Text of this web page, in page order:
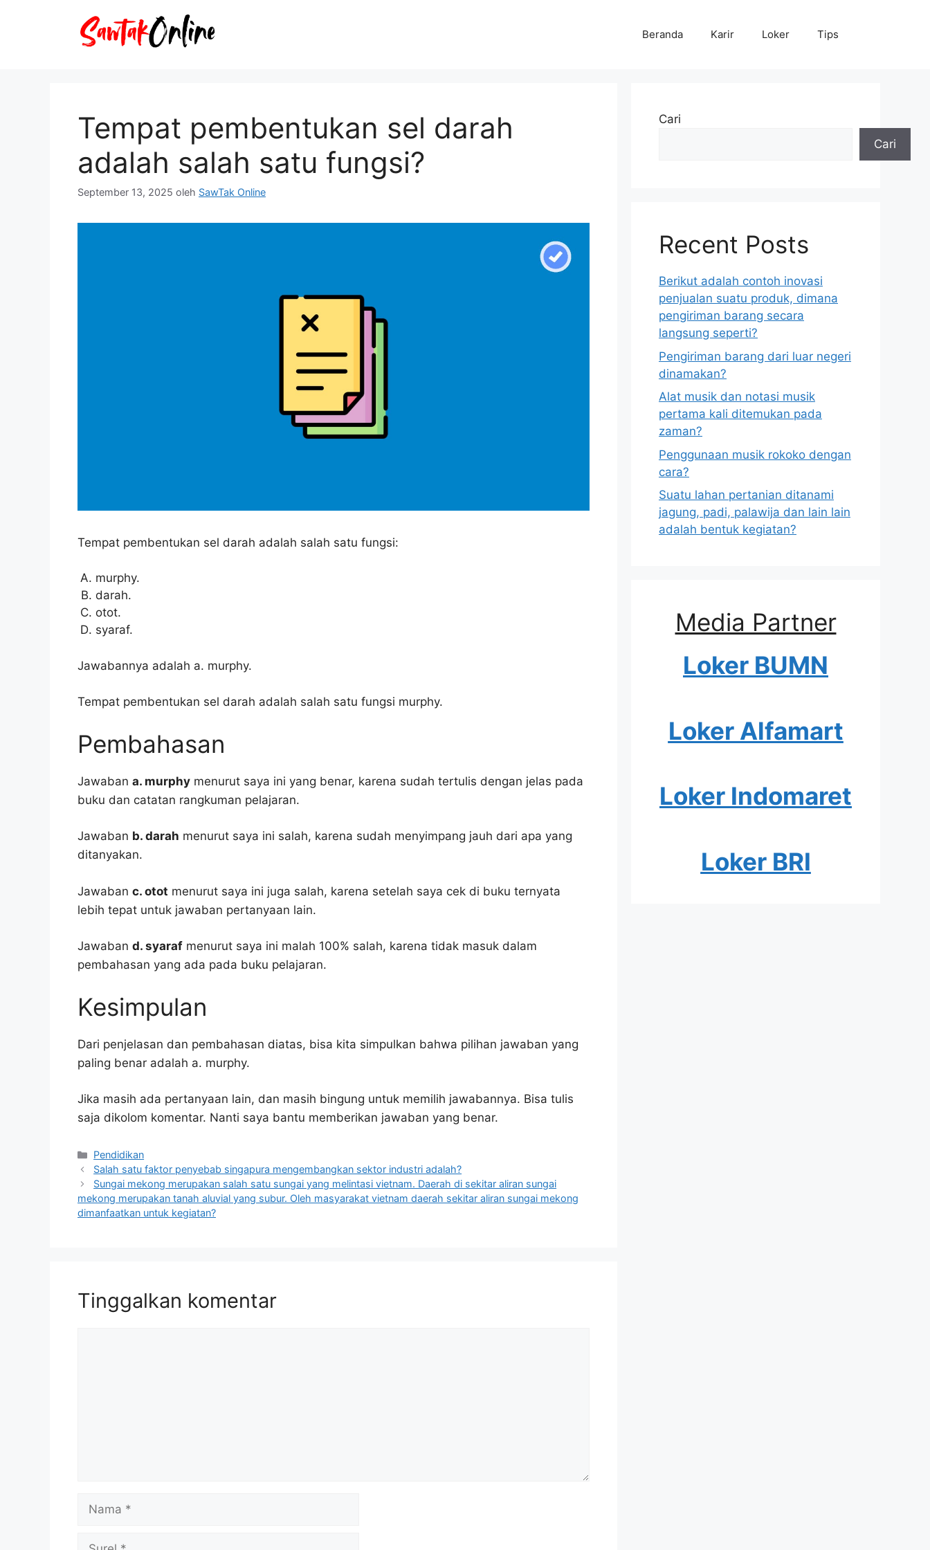
Beranda Karir Loker Tips
Tempat pembentukan sel darah
adalah salah satu fungsi?
September 13, 2025 oleh SawTak Online
Tempat pembentukan sel darah adalah salah satu fungsi:
murphy.
darah.
otot.
syaraf.
Jawabannya adalah a. murphy.
Tempat pembentukan sel darah adalah salah satu fungsi murphy.
Pembahasan
Jawaban a. murphy menurut saya ini yang benar, karena sudah tertulis dengan jelas pada
buku dan catatan rangkuman pelajaran.
Jawaban b. darah menurut saya ini salah, karena sudah menyimpang jauh dari apa yang
ditanyakan.
Jawaban c. otot menurut saya ini juga salah, karena setelah saya cek di buku ternyata
lebih tepat untuk jawaban pertanyaan lain.
Jawaban d. syaraf menurut saya ini malah 100% salah, karena tidak masuk dalam
pembahasan yang ada pada buku pelajaran.
Kesimpulan
Dari penjelasan dan pembahasan diatas, bisa kita simpulkan bahwa pilihan jawaban yang
paling benar adalah a. murphy.
Jika masih ada pertanyaan lain, dan masih bingung untuk memilih jawabannya. Bisa tulis
saja dikolom komentar. Nanti saya bantu memberikan jawaban yang benar.
Kategori
Pendidikan
Salah satu faktor penyebab singapura mengembangkan sektor industri adalah?
Sungai mekong merupakan salah satu sungai yang melintasi vietnam. Daerah di sekitar aliran sungai
mekong merupakan tanah aluvial yang subur. Oleh masyarakat vietnam daerah sekitar aliran sungai mekong
dimanfaatkan untuk kegiatan?
Tinggalkan komentar
Nama
Surel
Cari
Cari
Recent Posts
Berikut adalah contoh inovasi
penjualan suatu produk, dimana
pengiriman barang secara
langsung seperti?
Pengiriman barang dari luar negeri
dinamakan?
Alat musik dan notasi musik
pertama kali ditemukan pada
zaman?
Penggunaan musik rokoko dengan
cara?
Suatu lahan pertanian ditanami
jagung, padi, palawija dan lain lain
adalah bentuk kegiatan?
Media Partner
Loker BUMN
Loker Alfamart
Loker Indomaret
Loker BRI